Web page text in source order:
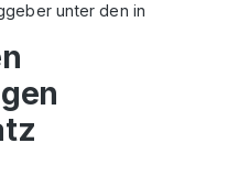
unter den in